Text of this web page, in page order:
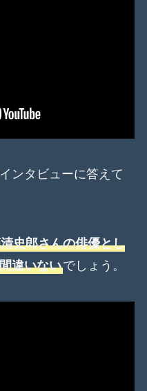
ンタビューに答えて
史郎さんの俳優とし
違いないでしょう。